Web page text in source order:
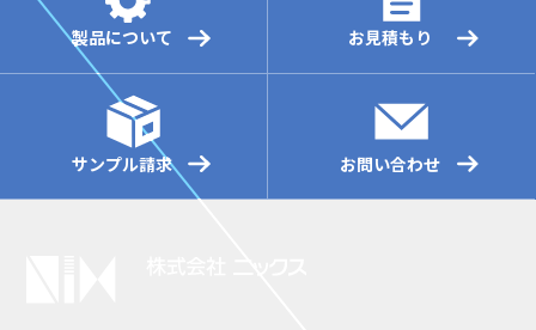
製品について お見積もり
サンプル請求 お問い合わせ